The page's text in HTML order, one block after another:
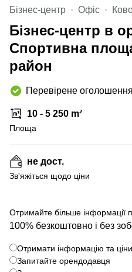
Бізнес-центр Офіс
Бізнес-центр в
Спортивна
район
Перевірене оголошення
10 - 5 250 m²
Площа
не дост.
Зв'яжіться щодо ціни
Отримайте більше інформації
100% безкоштовно і без
Отримати інформацію та ціни
Запитайте орендодавця